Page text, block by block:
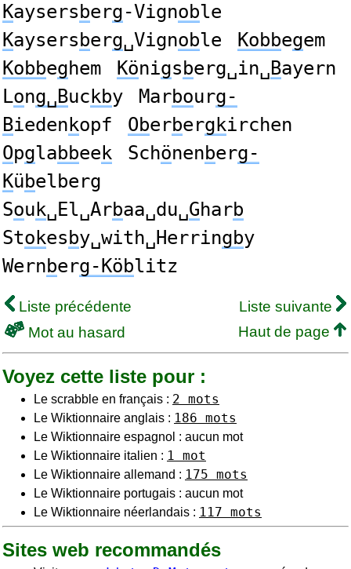
Kaysers berg-Vignoble
Kaysers berg␣Vignoble Kobbegem
Kobbeghem Königs berg␣in␣Bayern
Long␣Buc kby Marbourg-
Bieden kopf Oberbergkirchen
Opglabbee k Schönenberg-
Kübelberg
Sou k␣El␣Arbaa␣du␣Gharb
Stokes by␣with␣Herringby
Wernberg-Köblitz
Liste précédente
Liste suivante
Mot au hasard
Haut de page
Voyez cette liste pour :
Le scrabble en français : 2 mots
Le Wiktionnaire anglais : 186 mots
Le Wiktionnaire espagnol : aucun mot
Le Wiktionnaire italien : 1 mot
Le Wiktionnaire allemand : 175 mots
Le Wiktionnaire portugais : aucun mot
Le Wiktionnaire néerlandais : 117 mots
Sites web recommandés